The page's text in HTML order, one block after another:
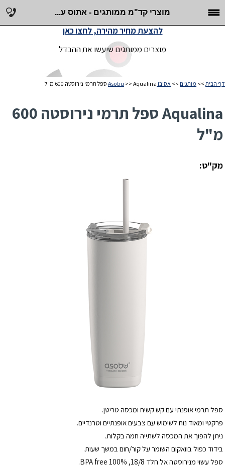
מוצרי קד"מ ממותגים - אתוס ע...
מוצרים ממותגים שיעשו את ההבדל
להצעת מחיר מהירה, לחצו כאן
דף הבית >> מותגים >> אסובו Asobu >> Aqualina ספל תרמי נירוסטה 600 מ"ל
Aqualina ספל תרמי נירוסטה 600
מ"ל
מק"ט:
ספל תרמי אופנתי עם קש קשיח ומכסה טריטן.
פרקטי ומאוד נוח לשימוש עם צבעים אופנתיים וטרנדיים.
ניתן להפוך את המכסה לשתייה חמה בקלות.
בידוד כפול בוואקום השומר על קור/חום במשך שעות.
ספל עשוי מנירוסטה אל חלד 18/8, BPA free 100%.